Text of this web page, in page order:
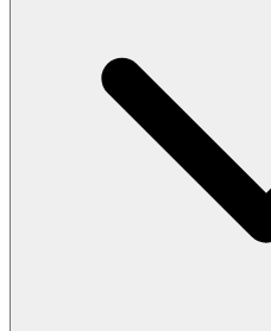
4. 플레이어 존중: 엄선된,
여러분의 시간과 관심은 지적
취급합니다. 저희 플랫폼에서
중받고 있다는 느낌입니다. 저
로 낭비하지 않습니다. 저희 브
유한 품질과 플레이어 가치를